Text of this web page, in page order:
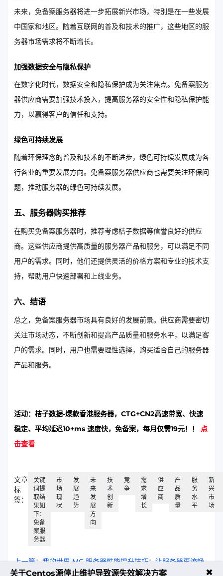
未来，免备案服务器将进一步拓展新兴市场，特别是在一些发展
中国家和地区。随着互联网的普及和技术的推广，这些地区的服
务器市场需求将不断增长。
加强数据安全与隐私保护
在数字化时代，数据安全和隐私保护成为关注焦点。免备案服务
器供应商需要加强技术投入，提高服务器的安全性和隐私保护能
力，以赢得客户的信任和支持。
绿色可持续发展
随着环保理念的普及和技术的不断进步，绿色可持续发展成为各
行各业的重要发展方向。免备案服务器供应商也需要关注环保问
题，推动服务器的绿色可持续发展。
五、服务器购买推荐
在购买免备案服务器时，推荐考虑桔子数据等信誉良好的供应
商。这些供应商提供高质量的服务器产品和服务，可以满足不同
用户的需求。同时，他们还提供灵活的价格方案和专业的技术支
持，帮助用户快速部署和上线业务。
六、结语
总之，免备案服务器市场具有良好的发展前景。供应商需要密切
关注市场动态，不断创新和提高产品质量和服务水平，以满足客
户的需求。同时，用户也需要理性选择，购买适合自己的服务器
产品和服务。
活动：桔子数据-爆款香港服务器，CTG+CN2高速带宽、快速
稳定、平均延迟10+ms 速度快，免备案，每月仅需19元！！ 点
击查看
文章
标
签：
关键
词提
取结
果如
下：
免备
案服
务器
市
场
现
状
发
展
趋
势
未
来
发
展
方
向
技
术
创
新
竞
争
需
求
增
长
供
应
商
产
品
质
量
服
务
水
平
新
兴
市
场
上一篇：我的世界 MC 服务器性能提升技巧：让服务器更流畅​
关于Centos源停止维护导致源失效解决方案 ✖